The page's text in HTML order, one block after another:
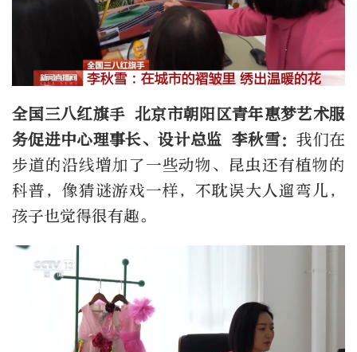
全国三八红旗手 北京市朝阳区青年惠梦艺术服
务促进中心理事长、设计总监 李秋雪：我们在
步道的沿线增加了一些动物、昆虫还有植物的
科普，像猜谜游戏一样，不耽误大人遛弯儿，
孩子也觉得很有趣。